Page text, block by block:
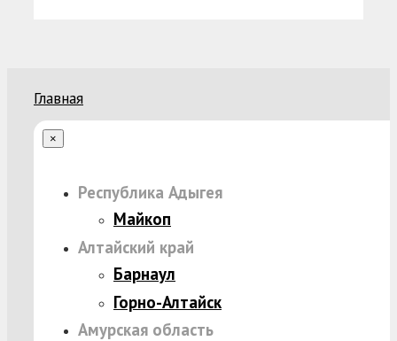
Главная
×
Республика Адыгея
Майкоп
Алтайский край
Барнаул
Горно-Алтайск
Амурская область